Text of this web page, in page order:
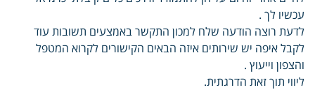
עכשיו לך .
לדעת רוצה הודעה שלח למכון התקשר באמצעים תשובות עוד
לקבל איפה יש שירותים איזה הבאים הקישורים לקרוא המטפל
והצפון וייעוץ .
ליווי תוך זאת הדרגתית.